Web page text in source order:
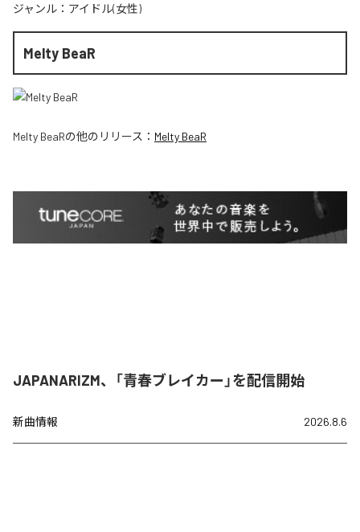
ジャンル： アイドル(女性)
Melty BeaR
Melty BeaRの他のリリース： Melty BeaR
JAPANARIZM、「青春ブレイカー」を配信開始
新曲情報 2026.8.6